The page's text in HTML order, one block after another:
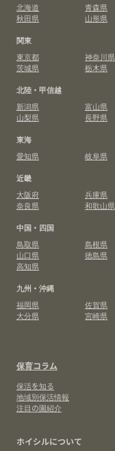
北海道
青森県
秋田県
山形県
関東
東京都
神奈川県
茨城県
栃木県
北陸・甲信越
新潟県
富山県
山梨県
長野県
東海
愛知県
岐阜県
近畿
大阪府
兵庫県
奈良県
和歌山県
中国・四国
鳥取県
島根県
山口県
徳島県
高知県
九州・沖縄
福岡県
佐賀県
大分県
宮崎県
保育コラム
保活を知る
地域別保活情報
注目の園紹介
ホイシルについて